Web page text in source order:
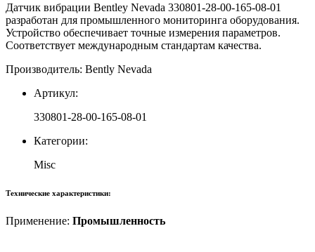
165-
08-
01
330881
Датчик вибрации Bentley Nevada 330801-28-00-165-08-01
разработан для промышленного мониторинга оборудования.
Устройство обеспечивает точные измерения параметров.
Соответствует международным стандартам качества.
Производитель: Bently Nevada
Артикул:
330801-28-00-165-08-01
Категории:
Misc
Технические характеристики:
Применение: Промышленность